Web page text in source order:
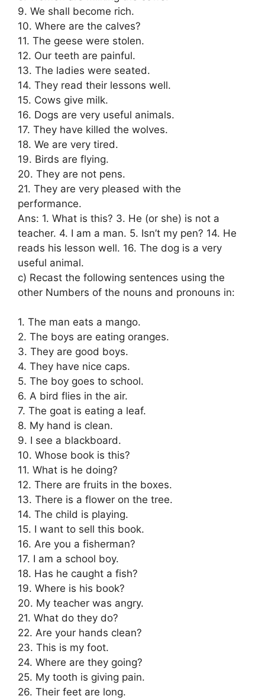
9. We shall become rich.
10. Where are the calves?
11. The geese were stolen.
12. Our teeth are painful.
13. The ladies were seated.
14. They read their lessons well.
15. Cows give milk.
16. Dogs are very useful animals.
17. They have killed the wolves.
18. We are very tired.
19. Birds are flying.
20. They are not pens.
21. They are very pleased with the
performance.
Ans: 1. What is this? 3. He (or she) is not a
teacher. 4. I am a man. 5. Isn’t my pen? 14. He
reads his lesson well. 16. The dog is a very
useful animal.
c) Recast the following sentences using the
other Numbers of the nouns and pronouns in:
1. The man eats a mango.
2. The boys are eating oranges.
3. They are good boys.
4. They have nice caps.
5. The boy goes to school.
6. A bird flies in the air.
7. The goat is eating a leaf.
8. My hand is clean.
9. I see a blackboard.
10. Whose book is this?
11. What is he doing?
12. There are fruits in the boxes.
13. There is a flower on the tree.
14. The child is playing.
15. I want to sell this book.
16. Are you a fisherman?
17. I am a school boy.
18. Has he caught a fish?
19. Where is his book?
20. My teacher was angry.
21. What do they do?
22. Are your hands clean?
23. This is my foot.
24. Where are they going?
25. My tooth is giving pain.
26. Their feet are long.